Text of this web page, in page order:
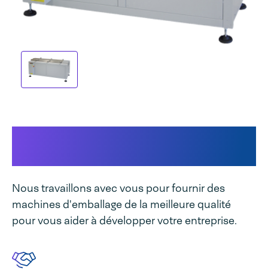
Nous travaillons avec vous pour fournir des
machines d'emballage de la meilleure qualité
pour vous aider à développer votre entreprise.